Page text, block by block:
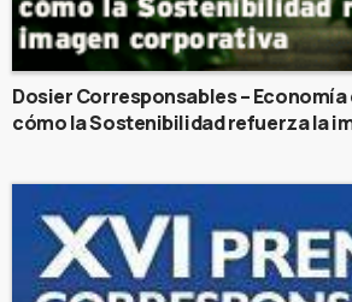
Dosier Corresponsables –
cómo la Sostenibilidad refuerza la